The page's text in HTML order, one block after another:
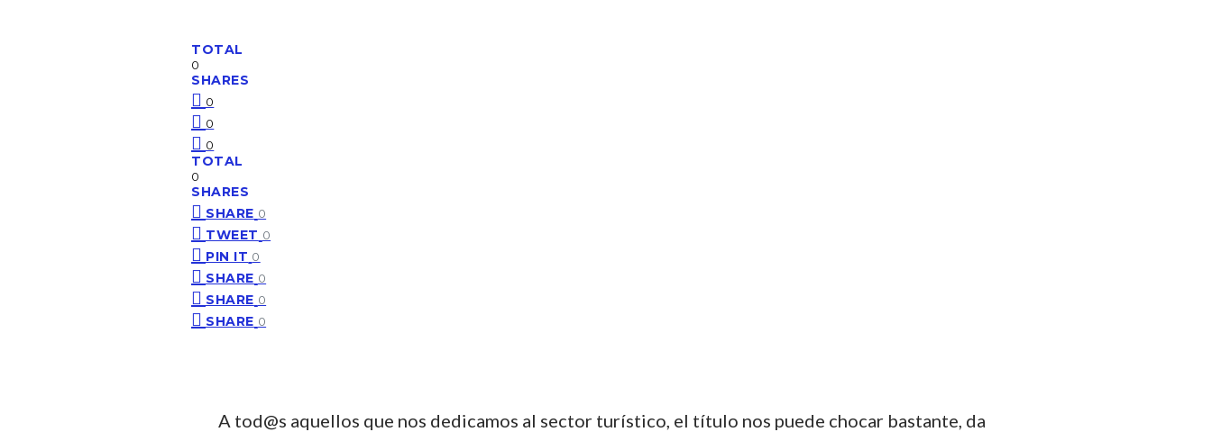
TOTAL
0
SHARES
0
0
0
TOTAL
0
SHARES
SHARE 0
TWEET 0
PIN IT 0
SHARE 0
SHARE 0
SHARE 0
A tod@s aquellos que nos dedicamos al sector turístico, el título nos puede chocar bastante, da